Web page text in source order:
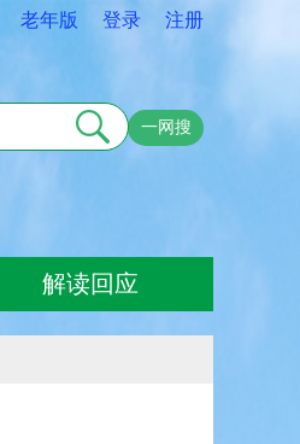
老年版 登录 注册
一网搜
解读回应